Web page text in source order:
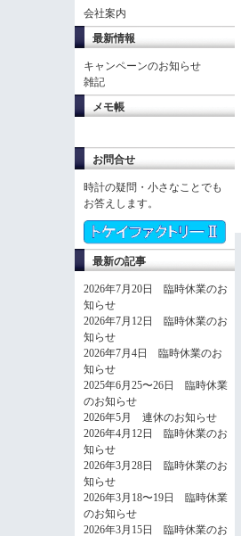
会社案内
最新情報
キャンペーンのお知らせ
雑記
メモ帳
お問合せ
時計の疑問・小さなことでも
お答えします。
最新の記事
2026年7月20日 臨時休業のお
知らせ
2026年7月12日 臨時休業のお
知らせ
2026年7月4日 臨時休業のお
知らせ
2025年6月25〜26日 臨時休業
のお知らせ
2026年5月 連休のお知らせ
2026年4月12日 臨時休業のお
知らせ
2026年3月28日 臨時休業のお
知らせ
2026年3月18〜19日 臨時休業
のお知らせ
2026年3月15日 臨時休業のお